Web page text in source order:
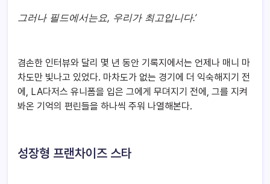
그러나 필드에서는요, 우리가 최고입니다.’
겸손한 인터뷰와 달리 몇 년 동안 기록지에서는 언제나 매니 마
차도만 빛나고 있었다. 마차도가 없는 경기에 더 익숙해지기 전
에, LA다저스 유니폼을 입은 그에게 무뎌지기 전에, 그를 지켜
봐온 기억의 편린들을 하나씩 주워 나열해본다.
성장형 프랜차이즈 스타